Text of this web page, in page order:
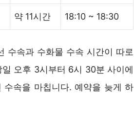
약 11시간 18:10 ~ 18:30
수속과 수화물 수속 시간이 따로
오후 3시부터 6시 30분 사이에
속을 마칩니다. 예약을 늦게 하